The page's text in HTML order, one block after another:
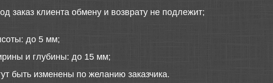
заказ клиента обмену и возврату не подлежит;
до 5 мм;
и глубины: до 15 мм;
быть изменены по желанию заказчика.